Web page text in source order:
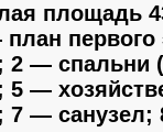
площадь
2 — спальни
5 —
7 — санузел;